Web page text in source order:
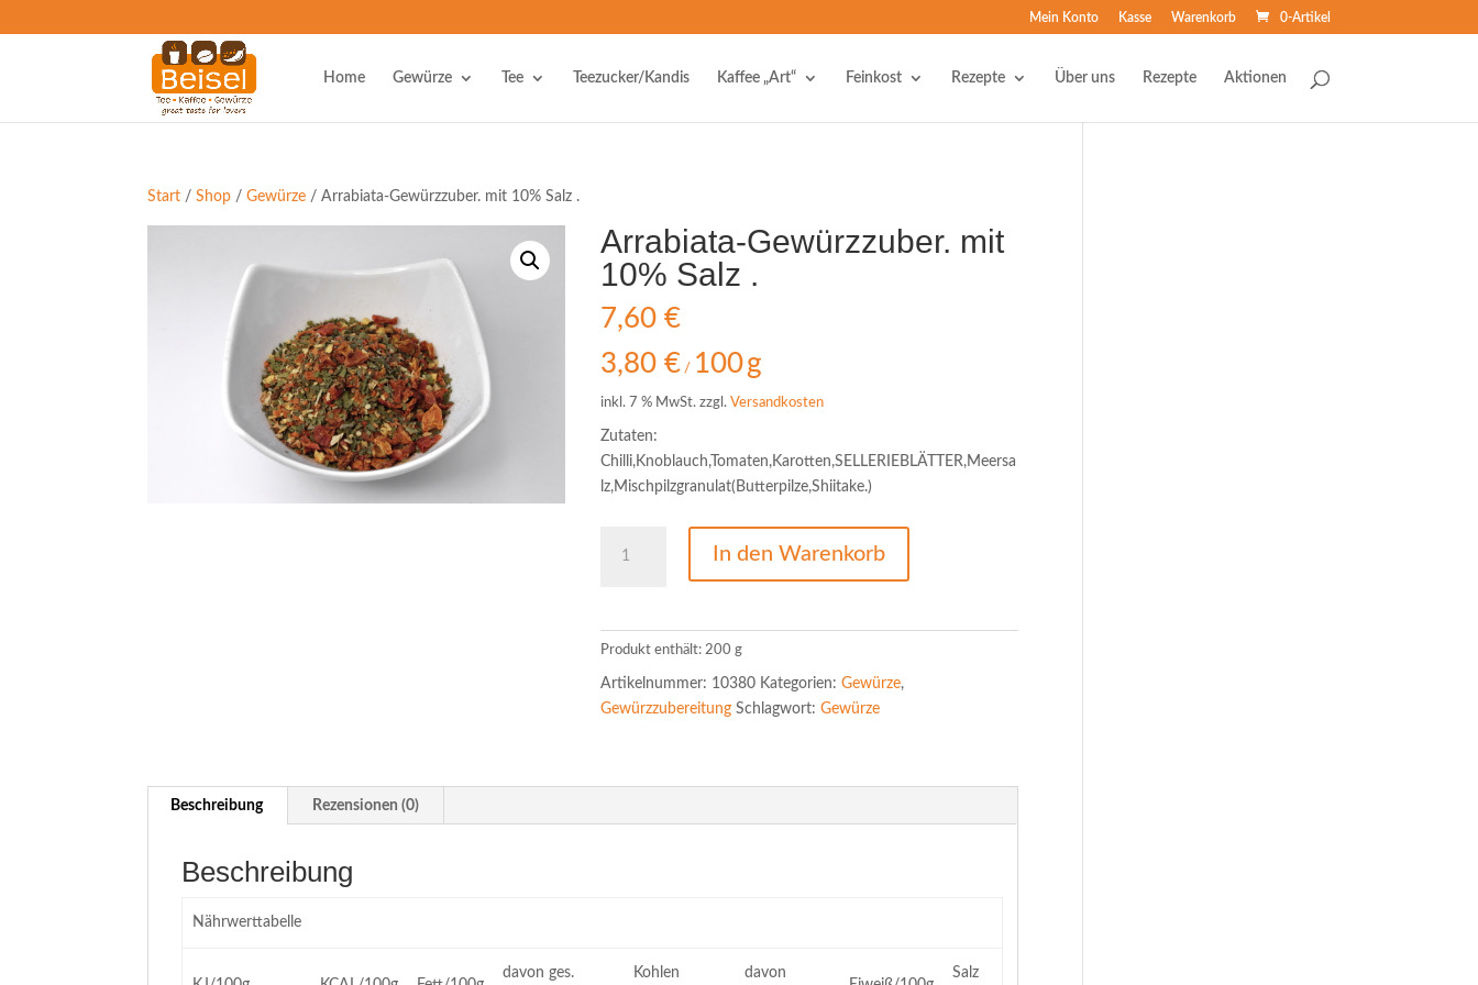
Mein Konto Kasse Warenkorb 0-Artikel
Home Gewürze Tee Teezucker/Kandis Kaffee „Art“ Feinkost Rezepte Über uns Rezepte Aktionen
Start /Shop /Gewürze / Arrabiata-Gewürzzuber. mit 10% Salz .
Arrabiata-Gewürzzuber. mit
10% Salz .
7,60€
3,80€ / 100g
inkl. 7 % MwSt. zzgl.Versandkosten
Zutaten:
Chilli,Knoblauch,Tomaten,Karotten,SELLERIEBLÄTTER,Meersa
lz,Mischpilzgranulat(Butterpilze,Shiitake.)
Gewürzzuber.
Menge
In den Warenkorb
Produkt enthält: 200g
Artikelnummer: 10380 Kategorien:Gewürze,
Gewürzzubereitung Schlagwort:Gewürze
Beschreibung Rezensionen (0)
Beschreibung
Nährwerttabelle
davon ges. Kohlen davon Salz